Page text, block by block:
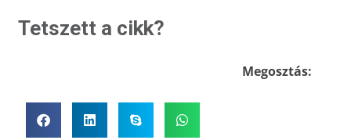
Tetszett a cikk?
Megosztás: